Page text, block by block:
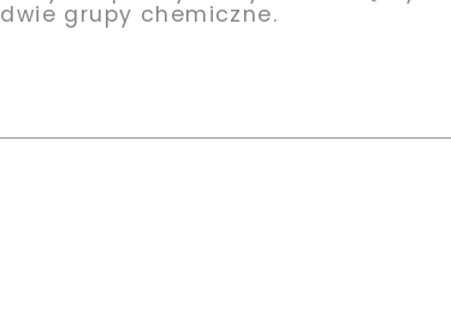
dwie grupy chemiczne.